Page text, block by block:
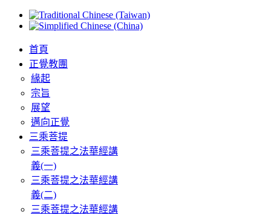
首頁
正覺教團
緣起
宗旨
展望
邁向正覺
三乘菩提
三乘菩提之法華經講
義(一)
三乘菩提之法華經講
義(二)
三乘菩提之法華經講